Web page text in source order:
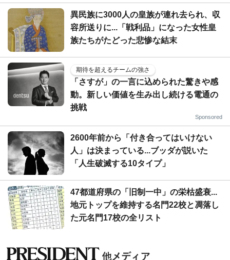
異民族に3000人の皇族が連れ去られ、収
容所送りに...「戦利品」になった女性皇
族たちがたどった悲惨な結末
期待を超えるチームの強さ
「さすが」の一言に込められた驚きや感
動。新しい価値を生み出し続ける電通の
挑戦
Sponsored
2600年前から「付き合ってはいけない
人」は決まっている...ブッダが説いた
「人生破滅する10タイプ」
47都道府県の「旧制一中」の栄枯盛衰...
地元トップを維持する名門22校と凋落し
た元名門17校の全リスト